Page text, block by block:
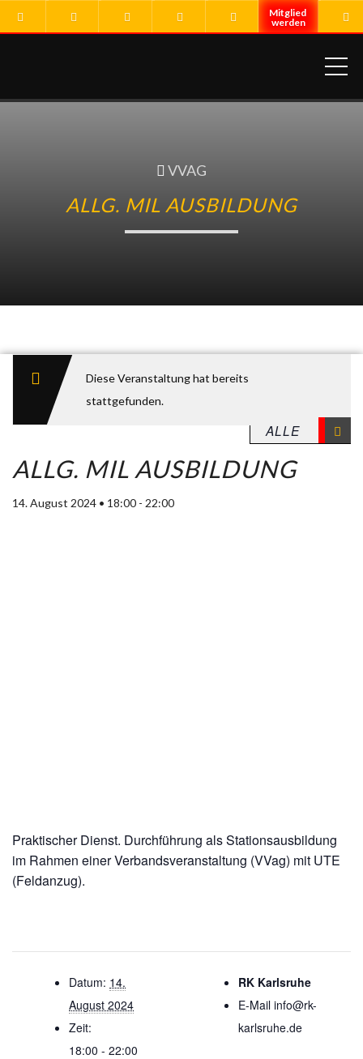
VVAG
ALLG. MIL AUSBILDUNG
Diese Veranstaltung hat bereits
stattgefunden.
ALLG. MIL AUSBILDUNG
14. August 2024 • 18:00 - 22:00
Praktischer Dienst. Durchführung als Stationsausbildung
im Rahmen einer Verbandsveranstaltung (VVag) mit UTE
(Feldanzug).
Datum: 14.
August 2024
Zeit:
18:00 - 22:00
RK Karlsruhe
E-Mail info@rk-
karlsruhe.de